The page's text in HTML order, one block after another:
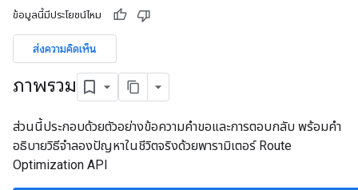
ข้อมูลนี้มีประโยชน์ไหม
ส่งความคิดเห็น
ภาพรวม
ส่วนนี้ประกอบด้วยตัวอย่างข้อความคําขอและการตอบกลับ พร้อมคํา
อธิบายวิธีจําลองปัญหาในชีวิตจริงด้วยพารามิเตอร์ Route
Optimization API